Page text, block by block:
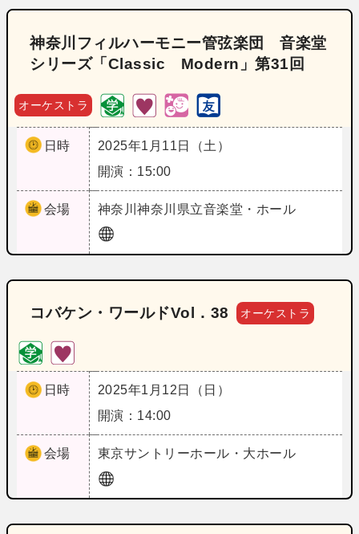
神奈川フィルハーモニー管弦楽団 音楽堂
シリーズ「Classic Modern」第31回
オーケストラ
日時
2025年1月11日（土）
開演：15:00
会場 神奈川神奈川県立音楽堂・ホール
コバケン・ワールドVol．38 オーケストラ
日時
2025年1月12日（日）
開演：14:00
会場 東京サントリーホール・大ホール